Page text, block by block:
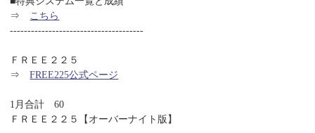
⇒ こちら
--------------------------------------
ＦＲＥＥ２２５
⇒FREE225公式ページ
1月合計 60
ＦＲＥＥ２２５【オーバーナイト版】